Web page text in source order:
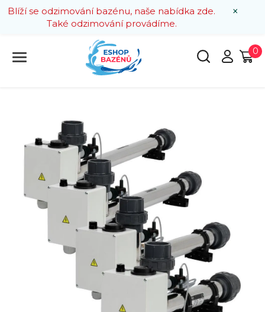
×
Blíží se odzimování bazénu, naše nabídka zde.
Také odzimování provádíme.
0